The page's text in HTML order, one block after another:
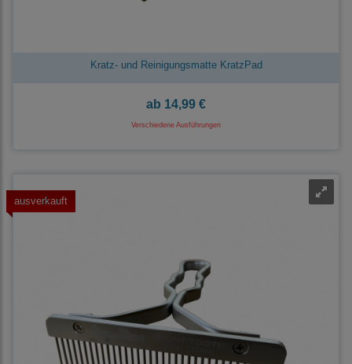
Kratz- und Reinigungsmatte KratzPad
ab 14,99 €
Verschiedene Ausführungen
ausverkauft